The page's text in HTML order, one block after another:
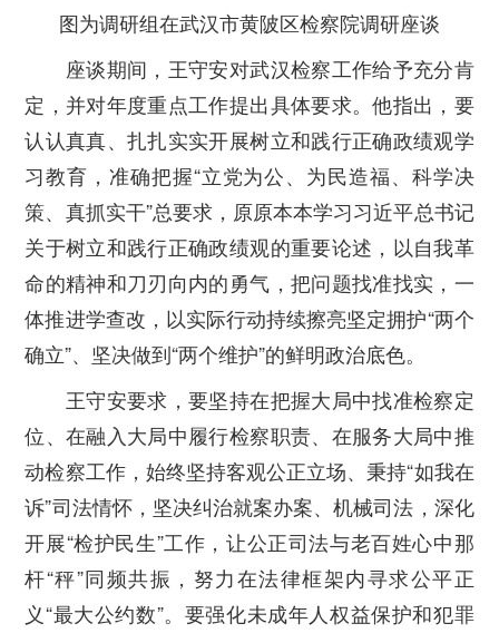
图为调研组在武汉市黄陂区检察院调研座谈
座谈期间，王守安对武汉检察工作给予充分肯
定，并对年度重点工作提出具体要求。他指出，要
认认真真、扎扎实实开展树立和践行正确政绩观学
习教育，准确把握“立党为公、为民造福、科学决
策、真抓实干”总要求，原原本本学习习近平总书记
关于树立和践行正确政绩观的重要论述，以自我革
命的精神和刀刃向内的勇气，把问题找准找实，一
体推进学查改，以实际行动持续擦亮坚定拥护“两个
确立”、坚决做到“两个维护”的鲜明政治底色。
王守安要求，要坚持在把握大局中找准检察定
位、在融入大局中履行检察职责、在服务大局中推
动检察工作，始终坚持客观公正立场、秉持“如我在
诉”司法情怀，坚决纠治就案办案、机械司法，深化
开展“检护民生”工作，让公正司法与老百姓心中那
杆“秤”同频共振，努力在法律框架内寻求公平正
义“最大公约数”。要强化未成年人权益保护和犯罪